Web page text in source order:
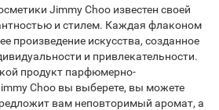
Jimmy Choo известен своей
и стилем. Каждая флаконом
произведение искусства, созданное
и привлекательности.
продукт парфюмерно-
Choo вы выберете, вы можете
вам неповторимый аромат, а